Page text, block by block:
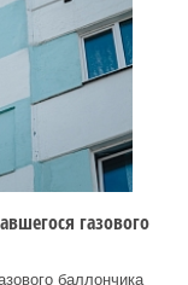
газового
баллончика